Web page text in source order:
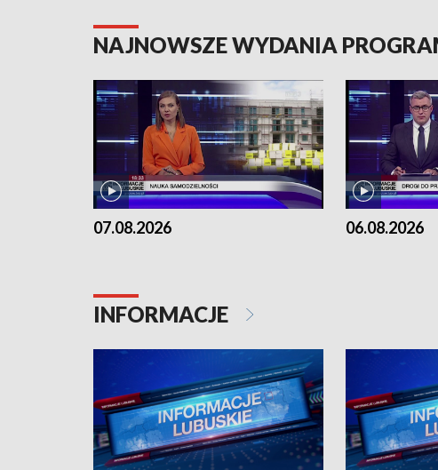
NAJNOWSZE WYDANIA
07.08.2026 06.08.2026
INFORMACJE